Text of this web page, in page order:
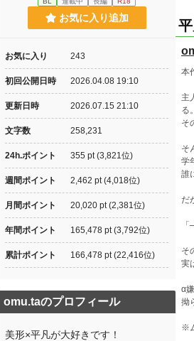
本
主
る
そ
そ
学
誰
だ
そ
実
α
拗
※
お気に入り追加
お気に入り 243
初回公開日時 2026.04.08 19:10
更新日時 2026.07.15 21:10
文字数 258,231
24h.ポイント 355 pt (3,821位)
週間ポイント 2,462 pt (4,018位)
月間ポイント 20,020 pt (2,381位)
年間ポイント 165,478 pt (3,792位)
累計ポイント 166,478 pt (22,416位)
omu.taのプロフィール
美形×平凡が大好きです！